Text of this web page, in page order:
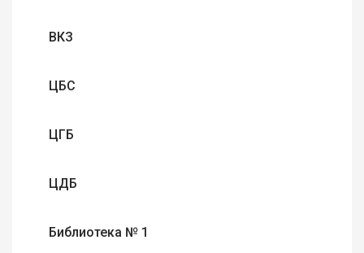
ВКЗ
ЦБС
ЦГБ
ЦДБ
Библиотека № 1